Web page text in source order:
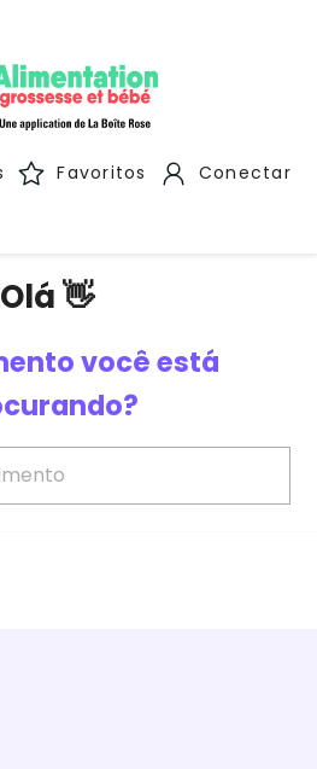
Favoritos Conectar
Olá 👋
você está